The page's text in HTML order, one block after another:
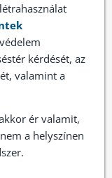
kérdését, az
valamint a
ér valamit,
a helyszínen